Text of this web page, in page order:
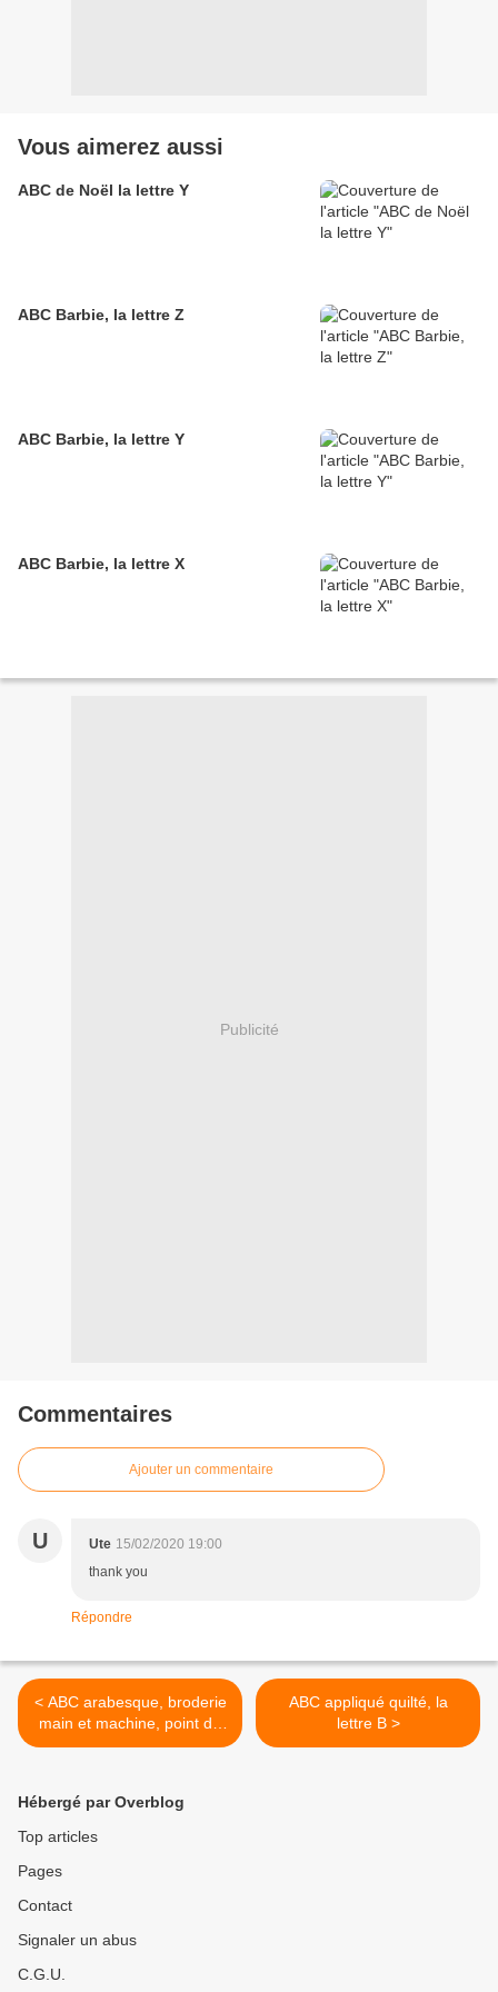
Vous aimerez aussi
ABC de Noël la lettre Y
ABC Barbie, la lettre Z
ABC Barbie, la lettre Y
ABC Barbie, la lettre X
Publicité
Commentaires
Ajouter un commentaire
U Ute 15/02/2020 19:00
thank you
Répondre
< ABC arabesque, broderie
main et machine, point de
croix, la lettre V, création
ABC appliqué quilté, la
lettre B >
Hébergé par Overblog
Top articles
Pages
Contact
Signaler un abus
C.G.U.